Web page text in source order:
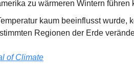
zu wärmeren Wintern führen
kaum beeinflusst wurde,
Regionen der Erde
of Climate